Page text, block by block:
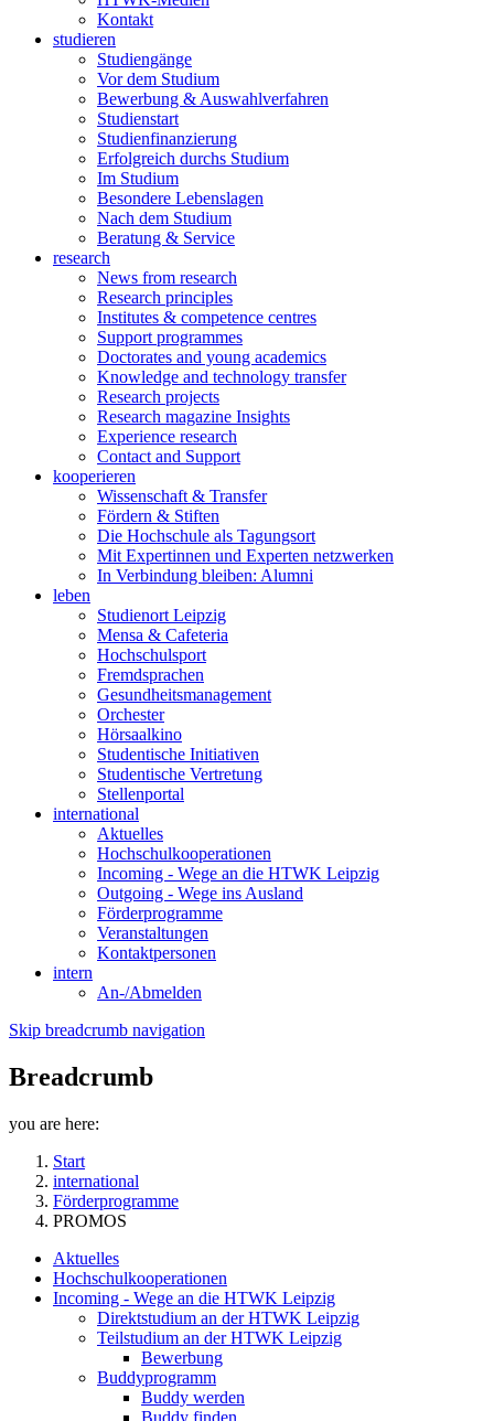
Kontakt
studieren
Studiengänge
Vor dem Studium
Bewerbung & Auswahlverfahren
Studienstart
Studienfinanzierung
Erfolgreich durchs Studium
Im Studium
Besondere Lebenslagen
Nach dem Studium
Beratung & Service
research
News from research
Research principles
Institutes & competence centres
Support programmes
Doctorates and young academics
Knowledge and technology transfer
Research projects
Research magazine Insights
Experience research
Contact and Support
kooperieren
Wissenschaft & Transfer
Fördern & Stiften
Die Hochschule als Tagungsort
Mit Expertinnen und Experten netzwerken
In Verbindung bleiben: Alumni
leben
Studienort Leipzig
Mensa & Cafeteria
Hochschulsport
Fremdsprachen
Gesundheitsmanagement
Orchester
Hörsaalkino
Studentische Initiativen
Studentische Vertretung
Stellenportal
international
Aktuelles
Hochschulkooperationen
Incoming - Wege an die HTWK Leipzig
Outgoing - Wege ins Ausland
Förderprogramme
Veranstaltungen
Kontaktpersonen
intern
An-/Abmelden
Skip breadcrumb navigation
Breadcrumb
you are here:
Start
international
Förderprogramme
PROMOS
Aktuelles
Hochschulkooperationen
Incoming - Wege an die HTWK Leipzig
Direktstudium an der HTWK Leipzig
Teilstudium an der HTWK Leipzig
Bewerbung
Buddyprogramm
Buddy werden